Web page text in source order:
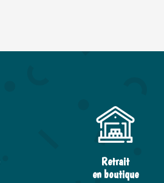
Retrait
en boutique